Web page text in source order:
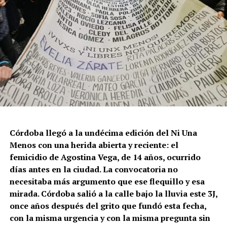
Córdoba llegó a la undécima edición del Ni Una
Menos con una herida abierta y reciente: el
femicidio de Agostina Vega, de 14 años, ocurrido
días antes en la ciudad. La convocatoria no
necesitaba más argumento que ese flequillo y esa
mirada. Córdoba salió a la calle bajo la lluvia este 3J,
once años después del grito que fundó esta fecha,
con la misma urgencia y con la misma pregunta sin